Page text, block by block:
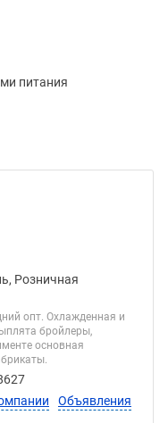
питания
Розничная
опт. Охлажденная и
бройлеры,
основная
Объявления